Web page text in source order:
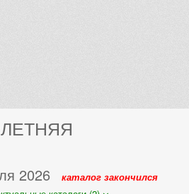
2026
каталог закончился